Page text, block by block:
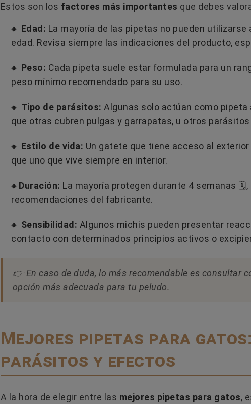
Estos son los factores más importantes que debes
🔸 Edad: La mayoría de las pipetas no pueden
edad. Revisa siempre las indicaciones del producto,
🔸 Peso: Cada pipeta suele estar formulada para un
peso mínimo recomendado para su uso.
🔸 Tipo de parásitos: Algunas solo actúan como
que otras cubren pulgas y garrapatas, u otros parásitos
🔸 Estilo de vida: Un gatete que tiene acceso al
que uno que vive siempre en interior.
🔸 Duración: La mayoría protegen durante 4 semanas
recomendaciones del fabricante.
🔸 Sensibilidad: Algunos michis pueden presentar
contacto con determinados principios activos o
👉 En caso de duda, lo más recomendable es consultar
opción más adecuada para tu peludo.
Mejores pipetas para
parásitos y efectos
A la hora de elegir entre las mejores pipetas para gatos,